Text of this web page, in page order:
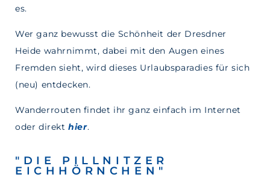
es.
Wer ganz bewusst die Schönheit der Dresdner
Heide wahrnimmt, dabei mit den Augen eines
Fremden sieht, wird dieses Urlaubsparadies für sich
(neu) entdecken.
Wanderrouten findet ihr ganz einfach im Internet
oder direkthier.
"DIE PILLNITZER
EICHHÖRNCHEN"